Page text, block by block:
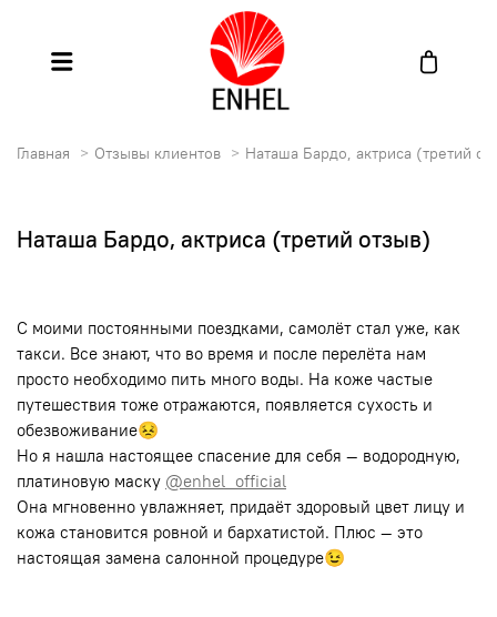
Главная Отзывы клиентов Наташа Бардо, актриса (третий
Наташа Бардо, актриса (третий отзыв)
С моими постоянными поездками, самолёт стал уже, как
такси. Все знают, что во время и после перелёта нам
просто необходимо пить много воды. На коже частые
путешествия тоже отражаются, появляется сухость и
обезвоживание😣
Но я нашла настоящее спасение для себя — водородную,
платиновую маску @enhel_official
Она мгновенно увлажняет, придаёт здоровый цвет лицу и
кожа становится ровной и бархатистой. Плюс — это
настоящая замена салонной процедуре😉